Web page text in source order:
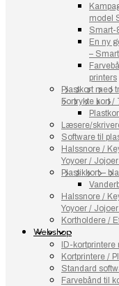
model
Smart-
En ny
–
printers
Plastkort med
Fortrykte kort /
Læsere/
Software til
Halssnore /
Yoyoer /
Plastikkort –
Halssnore /
Yoyoer /
Kortholdere /
Webshop
ID-
Kortprintere /
Standard
Farvebånd til